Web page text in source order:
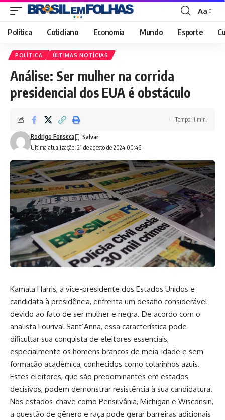
Font
Resizer
Aa
Política Cotidiano Economia Mundo Esporte
POLÍTICA ÚLTIMAS NOTÍCIAS
Análise: Ser mulher na corrida
presidencial dos EUA é obstáculo
Última atualização: 21 de agosto de 2024 00:46
Rodrigo Fonseca
Tempo: 1 min.
Kamala Harris, a vice-presidente dos Estados Unidos e
candidata à presidência, enfrenta um desafio considerável
devido ao fato de ser mulher e negra. De acordo com o
analista Lourival Sant’Anna, essa característica pode
dificultar sua conquista de eleitores essenciais,
especialmente os homens brancos de meia-idade e sem
formação acadêmica, conhecidos como colarinhos azuis.
Estes eleitores, que são predominantes em estados
decisivos, podem demonstrar resistência à sua candidatura.
Nos estados-chave como Pensilvânia, Michigan e Wisconsin,
a questão de gênero e raça pode gerar barreiras adicionais